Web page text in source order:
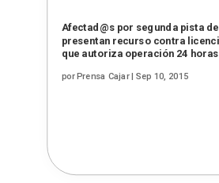
Afectad@s por segunda pista
presentan recurso contra
que autoriza operación 24 horas
porPrensa Cajar| Sep 10, 2015